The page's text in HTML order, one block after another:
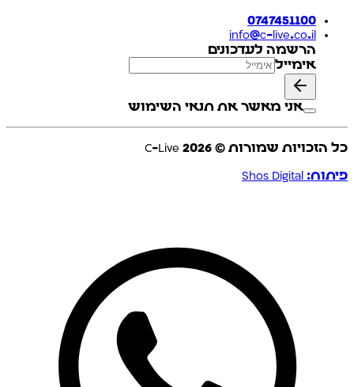
0747451100
info@c-live.co.il
הרשמה לעדכונים
אימייל
אני מאשר את תנאי השימוש
כל הזכויות שמורות © C-Live 2026
פיתוח: Shos Digital